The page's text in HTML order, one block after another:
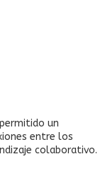
un
entre los
colaborativo.